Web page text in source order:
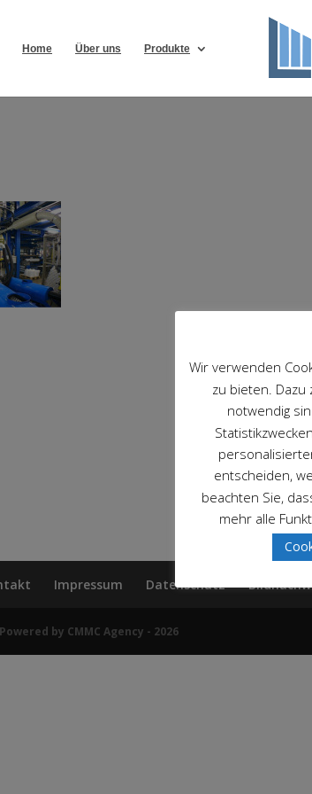
Home Über uns Produkte
Impressum Datenschutz
by CMMC Agency - 2026
Wir verwenden
zu bieten.
notwendig
entscheiden,
beachten Sie,
mehr alle